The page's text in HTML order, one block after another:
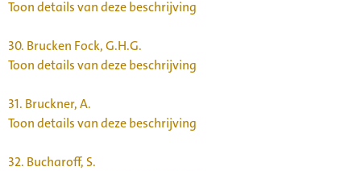
Toon details van deze beschrijving
30. Brucken Fock, G.H.G.
Toon details van deze beschrijving
31. Bruckner, A.
Toon details van deze beschrijving
32. Bucharoff, S.